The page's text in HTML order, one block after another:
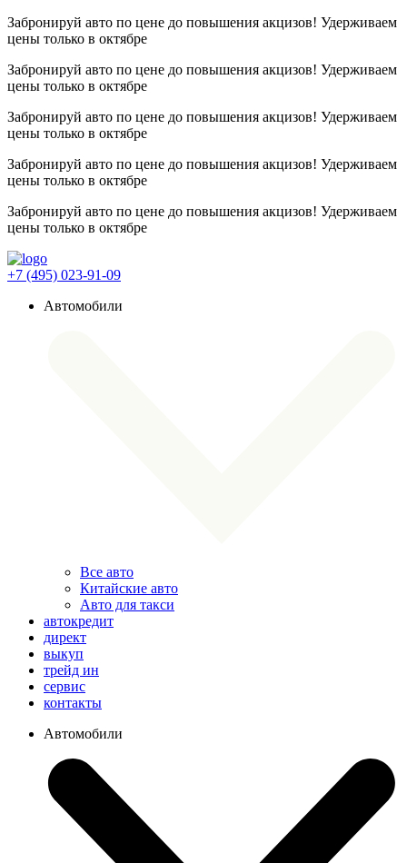
Забронируй авто по цене до повышения акцизов! Удерживаем
цены только в октябре
Забронируй авто по цене до повышения акцизов! Удерживаем
цены только в октябре
Забронируй авто по цене до повышения акцизов! Удерживаем
цены только в октябре
Забронируй авто по цене до повышения акцизов! Удерживаем
цены только в октябре
Забронируй авто по цене до повышения акцизов! Удерживаем
цены только в октябре
+7 (495) 023-91-09
Автомобили
Все авто
Китайские авто
Авто для такси
автокредит
директ
выкуп
трейд ин
сервис
контакты
Автомобили